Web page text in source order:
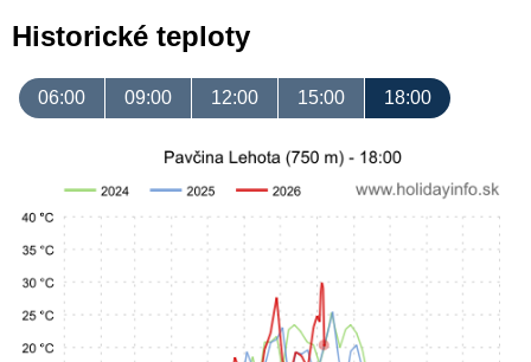
Historické teploty
06:00 09:00 12:00 15:00 18:00